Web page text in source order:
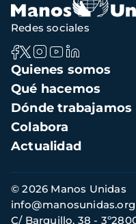
Navegación
principal
Quienes somos
Qué hacemos
Dónde trabajamos
Colabora
Actualidad
Redes sociales
Información
de
contacto
© 2026 Manos Unidas
C/ Barquillo, 38 -
info@manosunidas.org